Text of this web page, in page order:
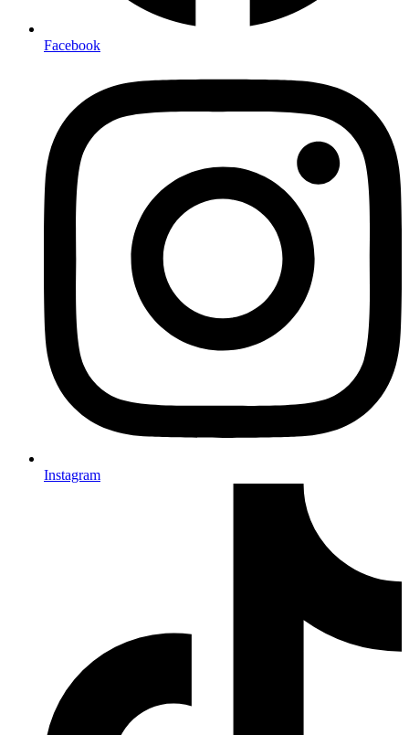
Facebook
Instagram